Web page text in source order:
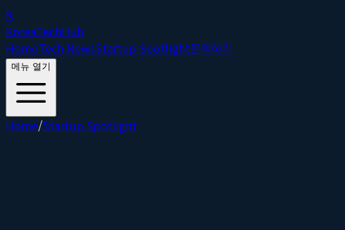
K
KoreaTechHub
HomeTech NewsStartup Spotlight문의하기
메뉴 열기
Home/Startup Spotlight